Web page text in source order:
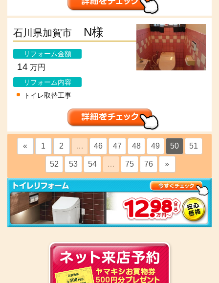
石川県加賀市 N様
リフォーム金額
14 万円
リフォーム内容
トイレ取替工事
« 1 2 … 46 47 48 49 50 51
52 53 54 … 75 76 »